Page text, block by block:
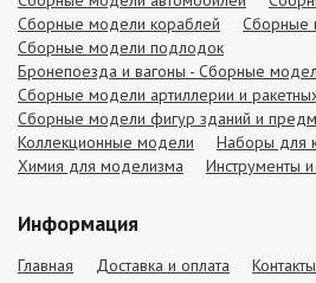
Сборные модели кораблей
Сборные
Сборные модели подлодок
Бронепоезда и вагоны - Сборные
Сборные модели артиллерии и
Сборные модели фигур зданий и
Коллекционные модели
Наборы для
Химия для моделизма
Инструменты
Информация
Главная Доставка и оплата Контакты